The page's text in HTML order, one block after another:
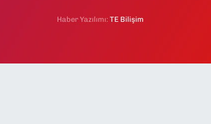
Haber Yazılımı:TE Bilişim